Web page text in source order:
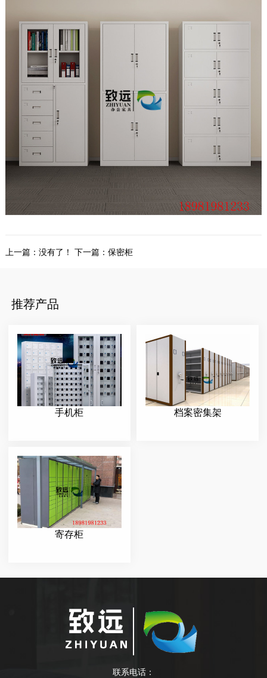
上一篇：没有了！ 下一篇： 保密柜
推荐产品
手机柜 档案密集架
寄存柜
联系电话：